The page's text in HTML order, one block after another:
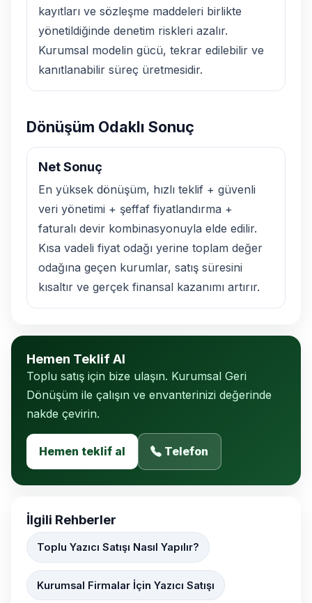
kayıtları ve sözleşme maddeleri birlikte
yönetildiğinde denetim riskleri azalır.
Kurumsal modelin gücü, tekrar edilebilir ve
kanıtlanabilir süreç üretmesidir.
Dönüşüm Odaklı Sonuç
Net Sonuç
En yüksek dönüşüm, hızlı teklif + güvenli
veri yönetimi + şeffaf fiyatlandırma +
faturalı devir kombinasyonuyla elde edilir.
Kısa vadeli fiyat odağı yerine toplam değer
odağına geçen kurumlar, satış süresini
kısaltır ve gerçek finansal kazanımı artırır.
Hemen Teklif Al
Toplu satış için bize ulaşın. Kurumsal Geri
Dönüşüm ile çalışın ve envanterinizi değerinde
nakde çevirin.
Hemen teklif al Telefon
İlgili Rehberler
Toplu Yazıcı Satışı Nasıl Yapılır?
Kurumsal Firmalar İçin Yazıcı Satışı